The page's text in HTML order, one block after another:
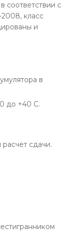
соответствии с
класс
и
в
до +40 С.
сдачи.